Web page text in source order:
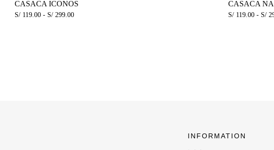
CASACA ICONOS
S/ 119.00 - S/ 299.00
CASACA
S/ 119.00 - S/
INFORMATION